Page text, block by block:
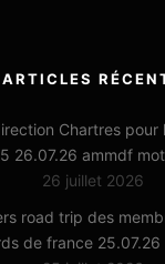
ARTICLES
Chartres pour
26.07.26 ammdf
26 juillet 2026
road trip des
de france